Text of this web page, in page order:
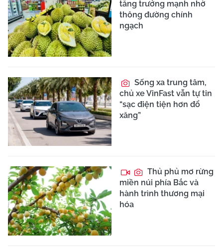
tăng trưởng mạnh nhờ
thông đường chính
ngạch
Sống xa trung tâm,
chủ xe VinFast vẫn tự tin
“sạc điện tiện hơn đổ
xăng”
Thủ phủ mơ rừng
miền núi phía Bắc và
hành trình thương mại
hóa